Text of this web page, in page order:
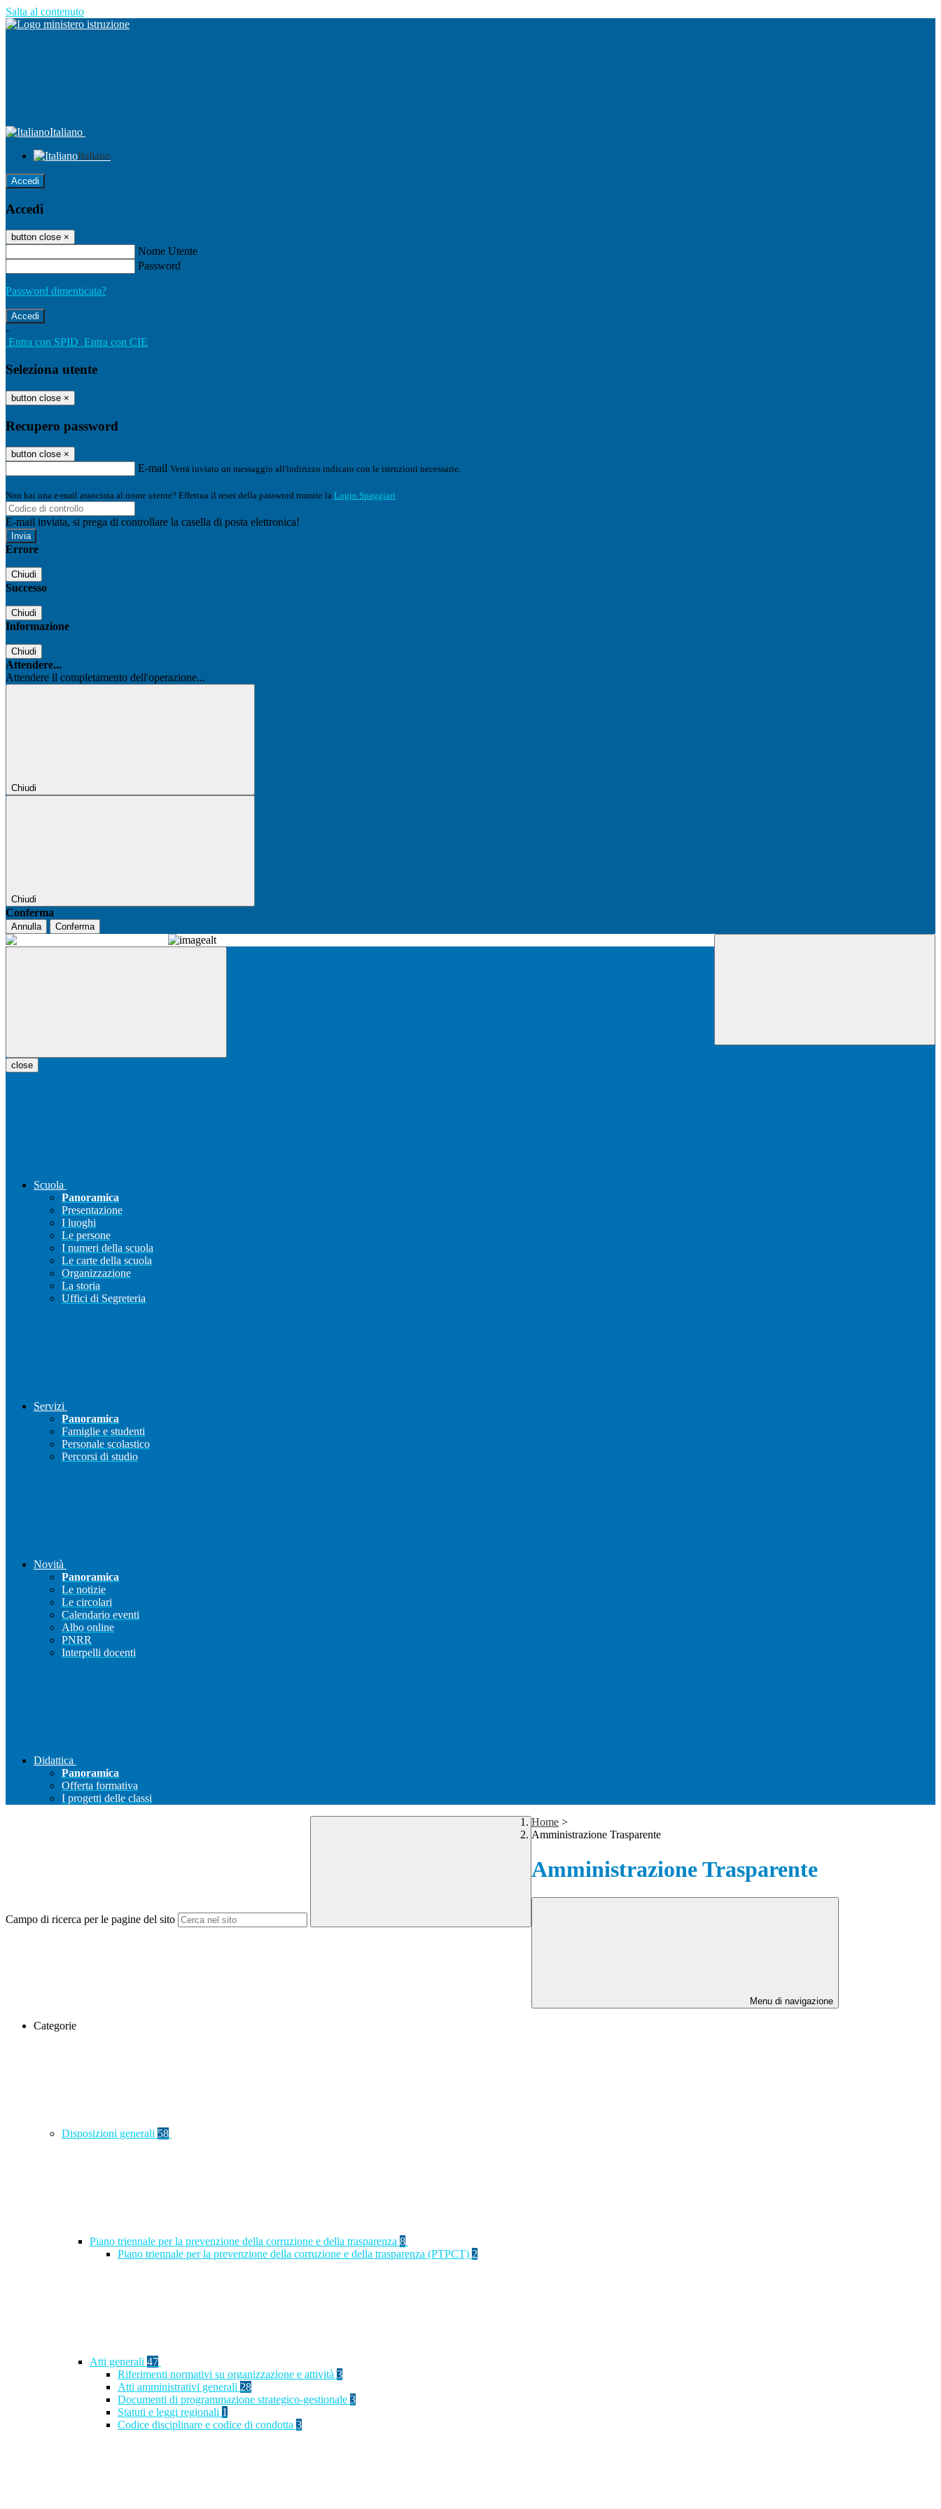
Salta al contenuto
Italiano
Italiano
Accedi
Accedi
button close ×
Nome Utente
Password
Password dimenticata?
-
Entra con SPID Entra con CIE
Seleziona utente
button close ×
Recupero password
button close ×
E-mail Verrà inviato un messaggio all'indirizzo indicato con le istruzioni necessarie.
Non hai una e-mail associata al nome utente? Effettua il reset della password tramite la Login Spaggiari
E-mail inviata, si prega di controllare la casella di posta elettronica!
Errore
Chiudi
Successo
Chiudi
Informazione
Chiudi
Attendere...
Attendere il completamento dell'operazione...
Chiudi
Chiudi
Conferma
Annulla Conferma
close
Scuola
Panoramica
Presentazione
I luoghi
Le persone
I numeri della scuola
Le carte della scuola
Organizzazione
La storia
Uffici di Segreteria
Servizi
Panoramica
Famiglie e studenti
Personale scolastico
Percorsi di studio
Novità
Panoramica
Le notizie
Le circolari
Calendario eventi
Albo online
PNRR
Interpelli docenti
Didattica
Panoramica
Offerta formativa
I progetti delle classi
Campo di ricerca per le pagine del sito
Home >
Amministrazione Trasparente
Amministrazione Trasparente
Menu di navigazione
Categorie
Disposizioni generali 58
Piano triennale per la prevenzione della corruzione e della trasparenza 8
Piano triennale per la prevenzione della corruzione e della trasparenza (PTPCT) 2
Atti generali 47
Riferimenti normativi su organizzazione e attività 3
Atti amministrativi generali 28
Documenti di programmazione strategico-gestionale 3
Statuti e leggi regionali 1
Codice disciplinare e codice di condotta 3